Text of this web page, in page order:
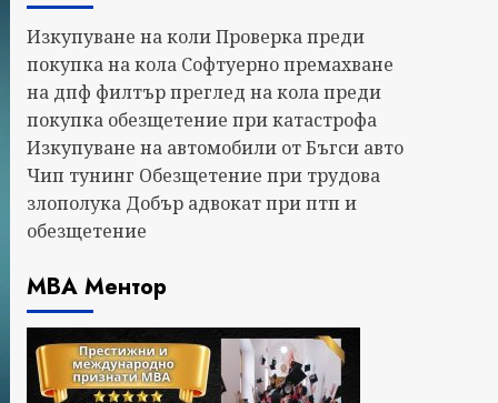
Изкупуване на коли Проверка преди
покупка на кола Софтуерно премахване
на дпф филтър преглед на кола преди
покупка обезщетение при катастрофа
Изкупуване на автомобили от Бъгси авто
Чип тунинг Обезщетение при трудова
злополука Добър адвокат при птп и
обезщетение
МВА Ментор